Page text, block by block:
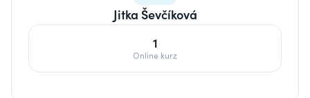
Jitka Ševčíková
1
Online kurz